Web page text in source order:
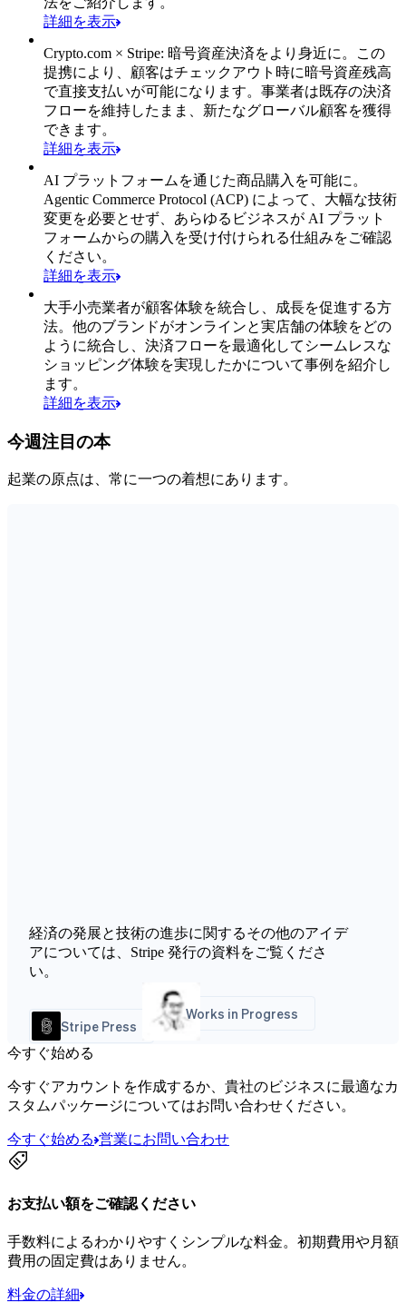
詳細を表示
Crypto.com × Stripe: 暗号資産決済をより身近に。
この
提携により、顧客はチェックアウト時に暗号資産残高
で直接支払いが可能になります。事業者は既存の決済
フローを維持したまま、新たなグローバル顧客を獲得
できます。
詳細を表示
AI プラットフォームを通じた商品購入を可能に。
Agentic Commerce Protocol (ACP) によって、大幅な技術
変更を必要とせず、あらゆるビジネスが AI プラット
フォームからの購入を受け付けられる仕組みをご確認
ください。
詳細を表示
大手小売業者が顧客体験を統合し、成長を促進する方
法。 他のブランドがオンラインと実店舗の体験をどの
ように統合し、決済フローを最適化してシームレスな
ショッピング体験を実現したかについて事例を紹介し
ます。
詳細を表示
今週注目の本
起業の原点は、常に一つの着想にあります。
経済の発展と技術の進歩に関するその他のアイデ
アについては、Stripe 発行の資料をご覧くださ
い。
Stripe Press
Works in Progress
今すぐ始める
今すぐアカウントを作成するか、貴社のビジネスに最適なカ
スタムパッケージについてはお問い合わせください。
今すぐ始める 営業にお問い合わせ
お支払い額をご確認ください
手数料によるわかりやすくシンプルな料金。初期費用や月額
費用の固定費はありません。
料金の詳細